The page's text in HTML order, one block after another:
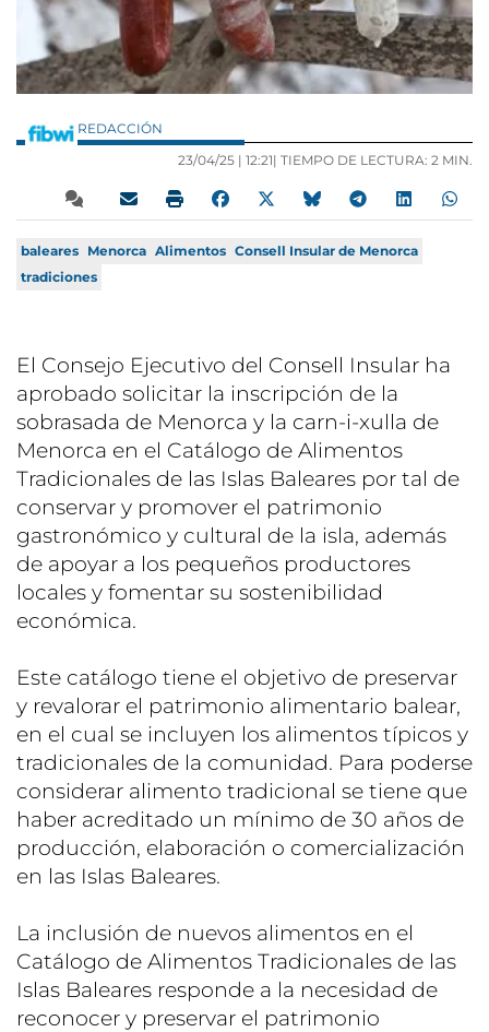
REDACCIÓN
23/04/25 | 12:21| TIEMPO DE LECTURA: 2 MIN.
baleares Menorca Alimentos Consell Insular de Menorca
tradiciones
El Consejo Ejecutivo del Consell Insular ha
aprobado solicitar la inscripción de la
sobrasada de Menorca y la carn-i-xulla de
Menorca en el Catálogo de Alimentos
Tradicionales de las Islas Baleares por tal de
conservar y promover el patrimonio
gastronómico y cultural de la isla, además
de apoyar a los pequeños productores
locales y fomentar su sostenibilidad
económica.
Este catálogo tiene el objetivo de preservar
y revalorar el patrimonio alimentario balear,
en el cual se incluyen los alimentos típicos y
tradicionales de la comunidad. Para poderse
considerar alimento tradicional se tiene que
haber acreditado un mínimo de 30 años de
producción, elaboración o comercialización
en las Islas Baleares.
La inclusión de nuevos alimentos en el
Catálogo de Alimentos Tradicionales de las
Islas Baleares responde a la necesidad de
reconocer y preservar el patrimonio